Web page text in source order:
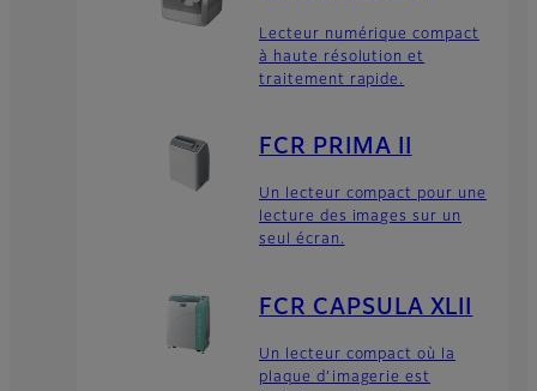
Lecteur numérique compact
à haute résolution et
traitement rapide.
FCR PRIMA II
Un lecteur compact pour une
lecture des images sur un
seul écran.
FCR CAPSULA XLII
Un lecteur compact où la
plaque d’imagerie est